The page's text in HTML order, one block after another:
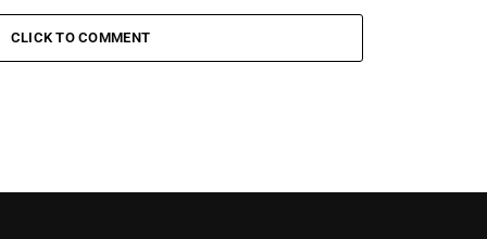
CLICK TO COMMENT